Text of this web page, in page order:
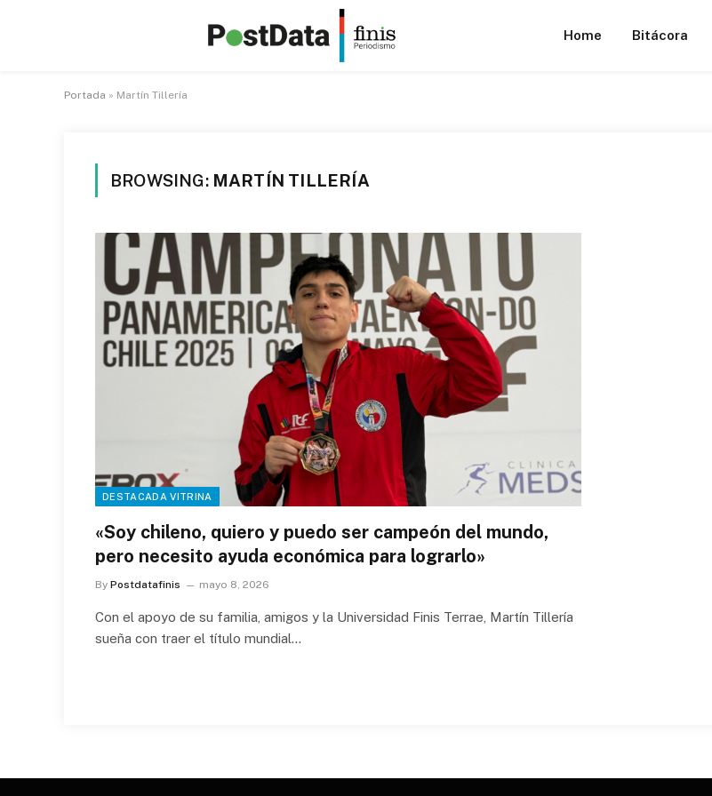
Home Bitácora
Portada » Martín Tillería
BROWSING: MARTÍN TILLERÍA
DESTACADA VITRINA
«Soy chileno, quiero y puedo ser campeón del mundo,
pero necesito ayuda económica para lograrlo»
By Postdatafinis mayo 8, 2026
Con el apoyo de su familia, amigos y la Universidad Finis Terrae, Martín Tillería
sueña con traer el título mundial…